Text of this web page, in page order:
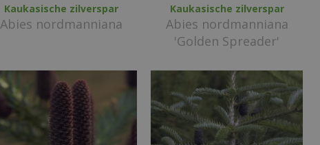
Kaukasische zilverspar
Abies nordmanniana
Kaukasische zilverspar
Abies nordmanniana
'Golden Spreader'